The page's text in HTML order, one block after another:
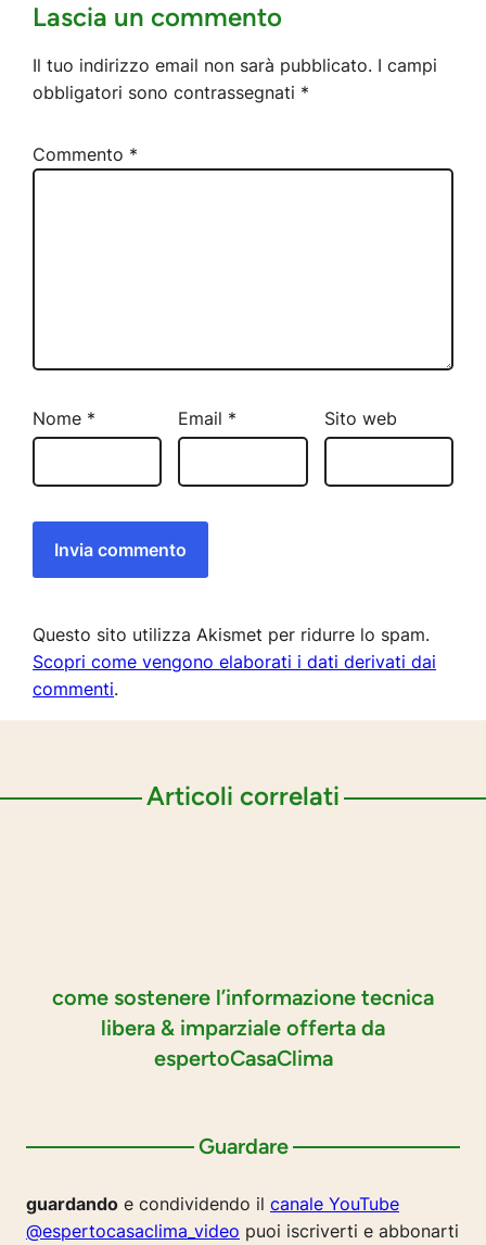
Lascia un commento
Il tuo indirizzo email non sarà pubblicato. I campi
obbligatori sono contrassegnati *
Commento *
Nome * Email * Sito web
Questo sito utilizza Akismet per ridurre lo spam.
Scopri come vengono elaborati i dati derivati dai
commenti.
Articoli correlati
come sostenere l’informazione tecnica
libera & imparziale offerta da
espertoCasaClima
Guardare
guardando e condividendo il canale YouTube
@espertocasaclima_video puoi iscriverti e abbonarti